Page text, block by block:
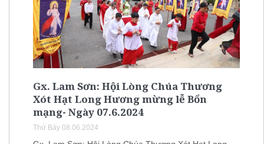
Gx. Lam Sơn: Hội Lòng Chúa Thương
Xót Hạt Long Hương mừng lễ Bổn
mạng- Ngày 07.6.2024
Thứ Bảy 08.06.2024